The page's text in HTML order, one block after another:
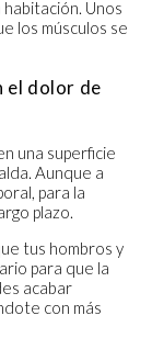
habitación. Unos
los músculos se
el dolor de
una superficie
Aunque a
para la
plazo.
tus hombros y
para que la
acabar
con más